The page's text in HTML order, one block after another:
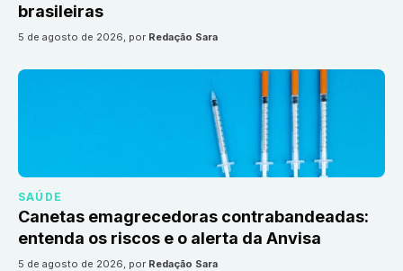
brasileiras
5 de agosto de 2026, por Redação Sara
SAÚDE
Canetas emagrecedoras contrabandeadas:
entenda os riscos e o alerta da Anvisa
5 de agosto de 2026, por Redação Sara